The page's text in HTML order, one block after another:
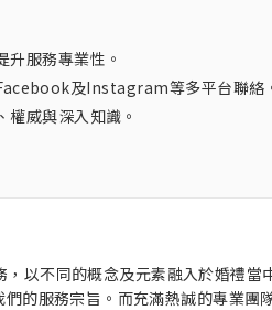
服務專業性。
及Instagram等多平台聯絡
威與深入知識。
以不同的概念及元素融入於婚禮
服務宗旨。而充滿熱誠的專業團